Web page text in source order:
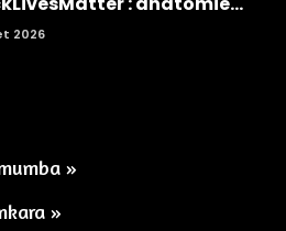
2026
»
»